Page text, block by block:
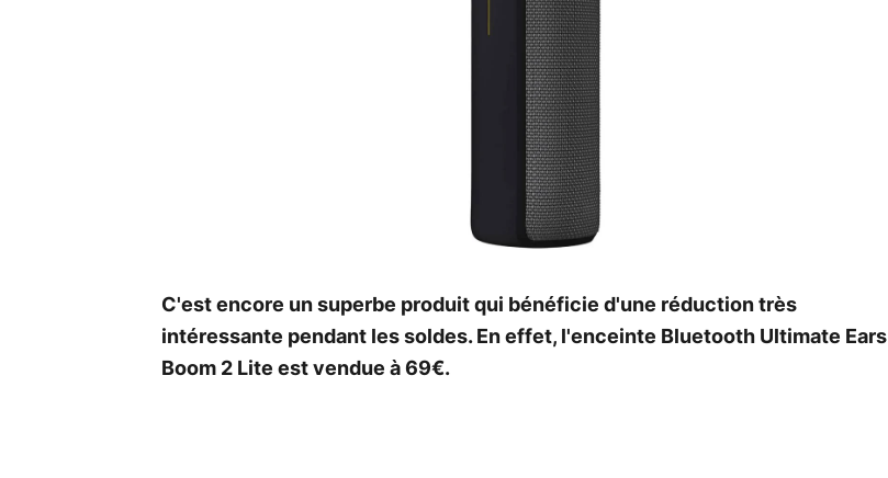
C'est encore un superbe produit qui bénéficie d'une réduction très
intéressante pendant les soldes. En effet, l'enceinte Bluetooth Ultimate Ears
Boom 2 Lite est vendue à 69€.